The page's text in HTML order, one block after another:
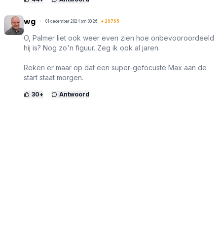
wg 01 december 2024 om 00:26 + 26765
O, Palmer liet ook weer even zien hoe onbevooroordeeld
hij is? Nog zo'n figuur. Zeg ik ook al jaren.
Reken er maar op dat een super-gefocuste Max aan de
start staat morgen.
30+ Antwoord